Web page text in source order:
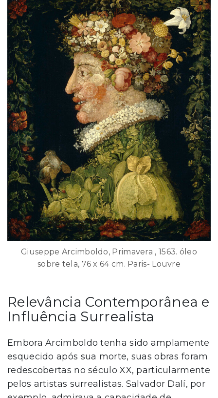
Giuseppe Arcimboldo, Primavera , 1563. óleo
sobre tela, 76 x 64 cm. Paris- Louvre
Relevância Contemporânea e
Influência Surrealista
Embora Arcimboldo tenha sido amplamente
esquecido após sua morte, suas obras foram
redescobertas no século XX, particularmente
pelos artistas surrealistas. Salvador Dalí, por